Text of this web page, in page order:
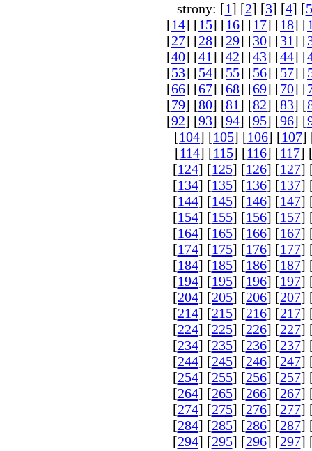
strony: [1] [2] [3] [4] [5
[14] [15] [16] [17] [18] [
[27] [28] [29] [30] [31] [
[40] [41] [42] [43] [44] [
[53] [54] [55] [56] [57] [
[66] [67] [68] [69] [70] [
[79] [80] [81] [82] [83] [
[92] [93] [94] [95] [96] [
[104] [105] [106] [107]
[114] [115] [116] [117]
[124] [125] [126] [127]
[134] [135] [136] [137]
[144] [145] [146] [147]
[154] [155] [156] [157]
[164] [165] [166] [167]
[174] [175] [176] [177]
[184] [185] [186] [187]
[194] [195] [196] [197]
[204] [205] [206] [207]
[214] [215] [216] [217]
[224] [225] [226] [227]
[234] [235] [236] [237]
[244] [245] [246] [247]
[254] [255] [256] [257]
[264] [265] [266] [267]
[274] [275] [276] [277]
[284] [285] [286] [287]
[294] [295] [296] [297]